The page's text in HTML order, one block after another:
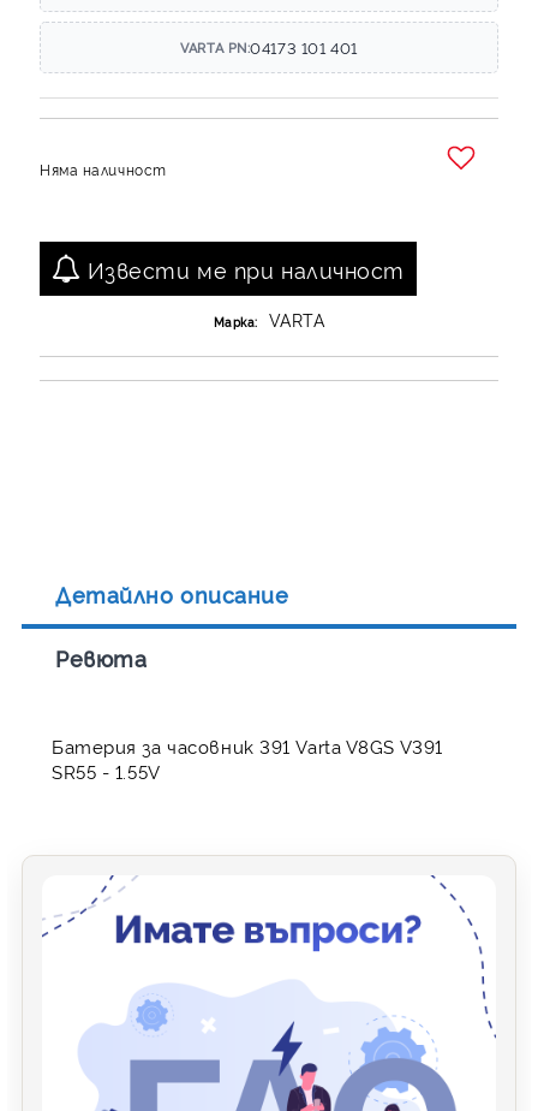
VARTA PN:04173 101 401
Няма наличност
Извести ме при наличност
Марка: VARTA
Детайлно описание
Ревюта
Батерия за часовник 391 Varta V8GS V391
SR55 - 1.55V